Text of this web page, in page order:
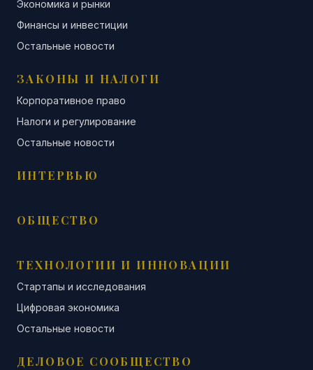
Экономика и рынки
Финансы и инвестиции
Остальные новости
ЗАКОНЫ И НАЛОГИ
Корпоративное право
Налоги и регулирование
Остальные новости
ИНТЕРВЬЮ
ОБЩЕСТВО
ТЕХНОЛОГИИ И ИННОВАЦИИ
Стартапы и исследования
Цифровая экономика
Остальные новости
ДЕЛОВОЕ СООБЩЕСТВО